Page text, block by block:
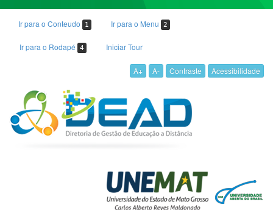
Ir para o Conteudo 1 Ir para o Menu 2
Ir para o Rodapé 4 Iniciar Tour
A+ A- Contraste Acessibilidade